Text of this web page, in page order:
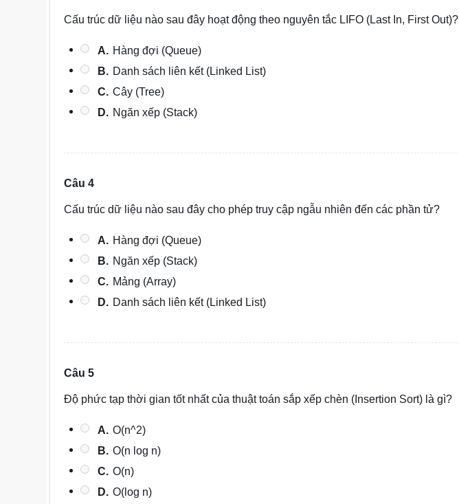
Cấu trúc dữ liệu nào sau đây hoạt động theo nguyên tắc LIFO (Last In, First Out)?
A. Hàng đợi (Queue)
B. Danh sách liên kết (Linked List)
C. Cây (Tree)
D. Ngăn xếp (Stack)
Câu 4
Cấu trúc dữ liệu nào sau đây cho phép truy cập ngẫu nhiên đến các phần tử?
A. Hàng đợi (Queue)
B. Ngăn xếp (Stack)
C. Mảng (Array)
D. Danh sách liên kết (Linked List)
Câu 5
Độ phức tạp thời gian tốt nhất của thuật toán sắp xếp chèn (Insertion Sort) là gì?
A. O(n^2)
B. O(n log n)
C. O(n)
D. O(log n)